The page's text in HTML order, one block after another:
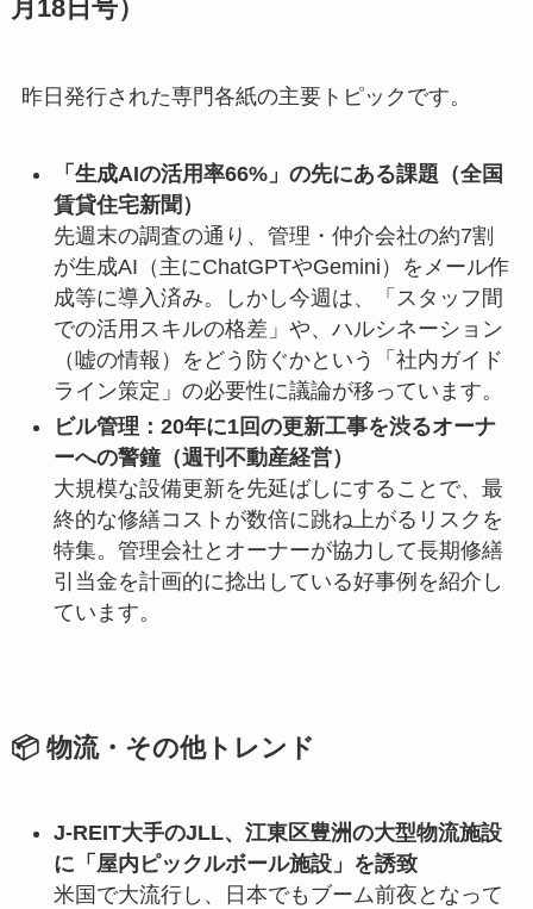
月18日号）
昨日発行された専門各紙の主要トピックです。
「生成AIの活用率66%」の先にある課題（全国
賃貸住宅新聞）
先週末の調査の通り、管理・仲介会社の約7割
が生成AI（主にChatGPTやGemini）をメール作
成等に導入済み。しかし今週は、「スタッフ間
での活用スキルの格差」や、ハルシネーション
（嘘の情報）をどう防ぐかという「社内ガイド
ライン策定」の必要性に議論が移っています。
ビル管理：20年に1回の更新工事を渋るオーナ
ーへの警鐘（週刊不動産経営）
大規模な設備更新を先延ばしにすることで、最
終的な修繕コストが数倍に跳ね上がるリスクを
特集。管理会社とオーナーが協力して長期修繕
引当金を計画的に捻出している好事例を紹介し
ています。
📦 物流・その他トレンド
J-REIT大手のJLL、江東区豊洲の大型物流施設
に「屋内ピックルボール施設」を誘致
米国で大流行し、日本でもブーム前夜となって